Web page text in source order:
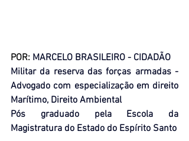
POR: MARCELO BRASILEIRO - CIDADÃO
Militar da reserva das forças armadas -
Advogado com especialização em direito
Marítimo, Direito Ambiental
Pós graduado pela Escola da
Magistratura do Estado do Espírito Santo